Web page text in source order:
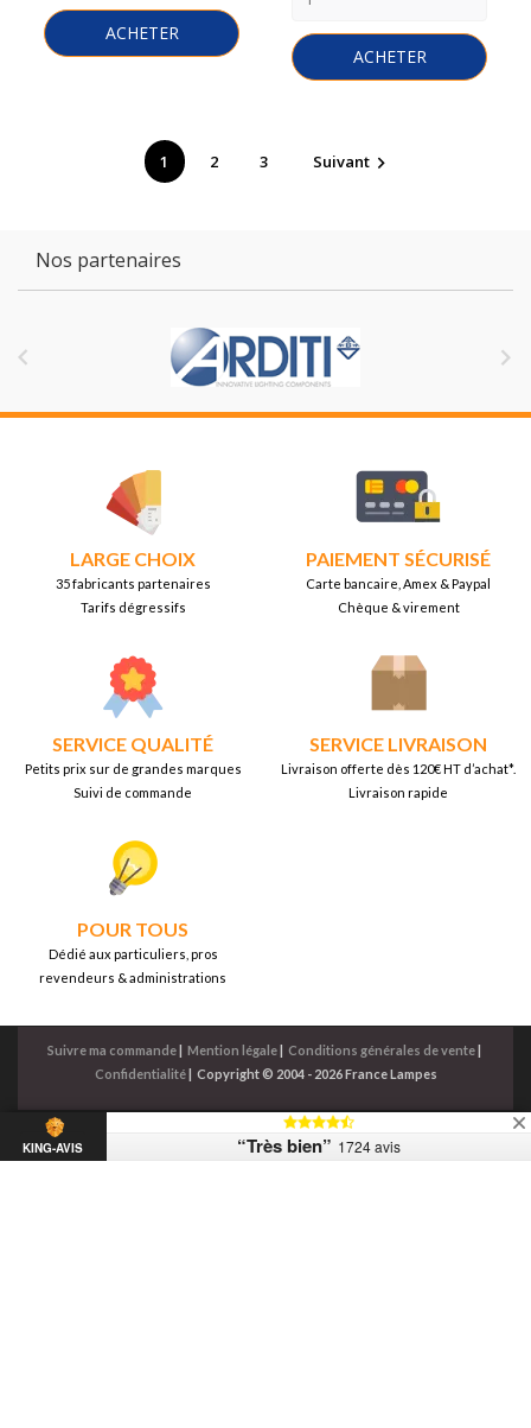
ACHETER
ACHETER
1 2 3 Suivant
Nos partenaires
 
LARGE CHOIX
35 fabricants partenaires
Tarifs dégressifs
PAIEMENT SÉCURISÉ
Carte bancaire, Amex & Paypal
Chèque & virement
SERVICE QUALITÉ
Petits prix sur de grandes marques
Suivi de commande
SERVICE LIVRAISON
Livraison offerte dès 120€ HT d’achat*.
Livraison rapide
POUR TOUS
Dédié aux particuliers, pros
revendeurs & administrations
Suivre ma commande Mention légale Conditions générales de vente
Confidentialité| Copyright © 2004 - 2026 France Lampes
KING-AVIS “Très bien” 1724 avis